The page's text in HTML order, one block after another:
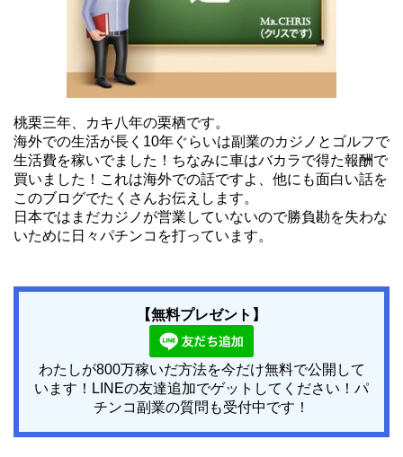
桃栗三年、カキ八年の栗栖です。
海外での生活が長く10年ぐらいは副業のカジノとゴルフで
生活費を稼いでました！ちなみに車はバカラで得た報酬で
買いました！これは海外での話ですよ、他にも面白い話を
このブログでたくさんお伝えします。
日本ではまだカジノが営業していないので勝負勘を失わな
いために日々パチンコを打っています。
【無料プレゼント】
わたしが800万稼いだ方法を今だけ無料で公開して
います！LINEの友達追加でゲットしてください！パ
チンコ副業の質問も受付中です！